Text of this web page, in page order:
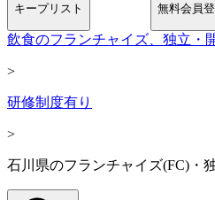
キープリスト 無料会員
飲食のフランチャイズ、独立・
>
研修制度有り
>
石川県のフランチャイズ(FC)・